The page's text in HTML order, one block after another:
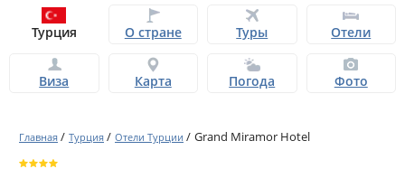
Турция О стране Туры Отели
Виза Карта Погода Фото
Главная / Турция / Отели Турции / Grand Miramor Hotel